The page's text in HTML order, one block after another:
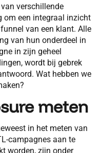
verschillende
om een integraal inzicht
van een klant. Alle
van hun onderdeel in
in zijn geheel
wordt bij gebrek
Wat hebben we
meten
in het meten van
campagnes aan te
worden, zijn onder